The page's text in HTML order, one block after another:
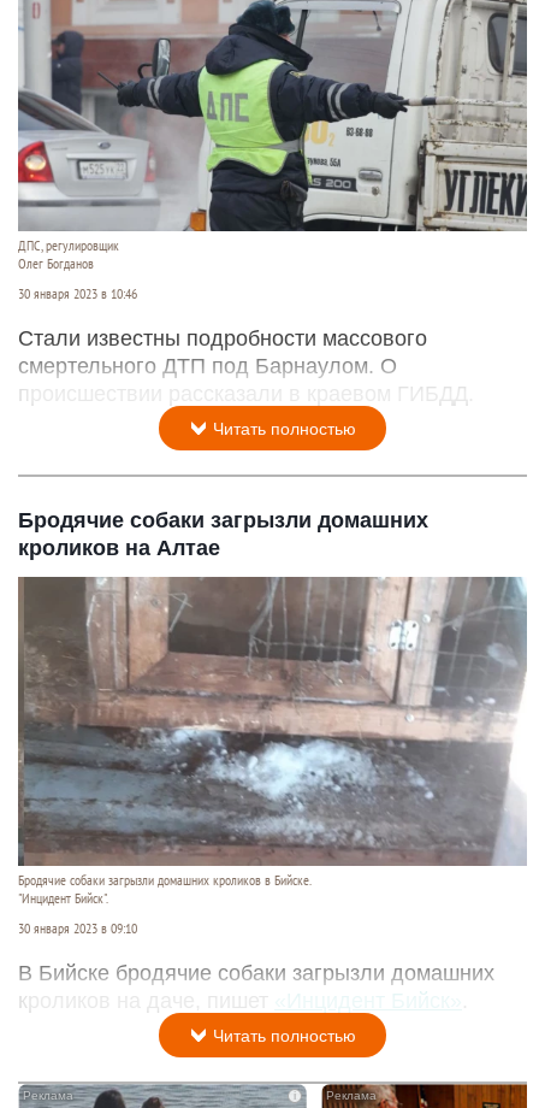
ДПС, регулировщик
Олег Богданов
30 января 2023 в 10:46
Стали известны подробности массового
смертельного ДТП под Барнаулом. О
происшествии рассказали в краевом ГИБДД.
Читать полностью
Бродячие собаки загрызли домашних
кроликов на Алтае
Бродячие собаки загрызли домашних кроликов в Бийске.
"Инцидент Бийск".
30 января 2023 в 09:10
В Бийске бродячие собаки загрызли домашних
кроликов на даче, пишет
«Инцидент Бийск»
Читать полностью
i